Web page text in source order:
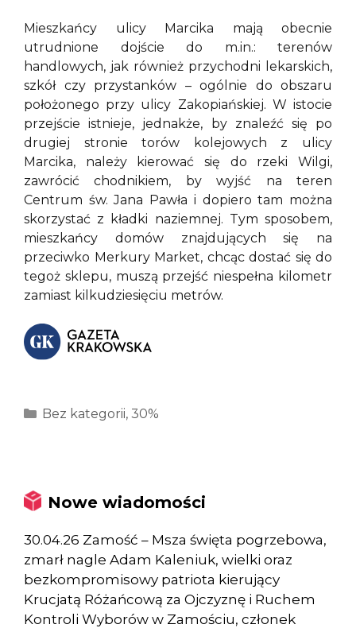
Mieszkańcy ulicy Marcika mają obecnie
utrudnione dojście do m.in.: terenów
handlowych, jak również przychodni lekarskich,
szkół czy przystanków – ogólnie do obszaru
położonego przy ulicy Zakopiańskiej. W istocie
przejście istnieje, jednakże, by znaleźć się po
drugiej stronie torów kolejowych z ulicy
Marcika, należy kierować się do rzeki Wilgi,
zawrócić chodnikiem, by wyjść na teren
Centrum św. Jana Pawła i dopiero tam można
skorzystać z kładki naziemnej. Tym sposobem,
mieszkańcy domów znajdujących się na
przeciwko Merkury Market, chcąc dostać się do
tegoż sklepu, muszą przejść niespełna kilometr
zamiast kilkudziesięciu metrów.
Kategorie
Bez kategorii, 30%
Nowe wiadomości
30.04.26 Zamość – Msza święta pogrzebowa,
zmarł nagle Adam Kaleniuk, wielki oraz
bezkompromisowy patriota kierujący
Krucjatą Różańcową za Ojczyznę i Ruchem
Kontroli Wyborów w Zamościu, członek